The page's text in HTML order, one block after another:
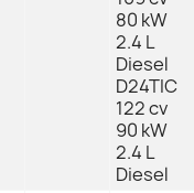
80 kW
2.4 L
Diesel
D24TIC
122 cv
90 kW
2.4 L
Diesel